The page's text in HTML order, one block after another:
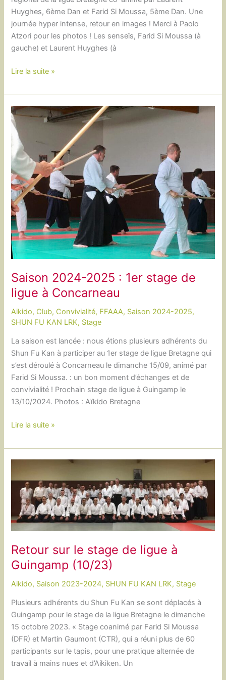
Huyghes, 6ème Dan et Farid Si Moussa, 5ème Dan. Une
journée hyper intense, retour en images ! Merci à Paolo
Atzori pour les photos ! Les senseïs, Farid Si Moussa (à
gauche) et Laurent Huyghes (à
Retour
le
stage
régional
Rennes
2/03/2025
Lire la suite »
Saison 2024-2025 : 1er stage de
ligue à Concarneau
Aikido, Club, Convivialité, FFAAA, Saison 2024-2025,
SHUN FU KAN LRK, Stage
La saison est lancée : nous étions plusieurs adhérents du
Shun Fu Kan à participer au 1er stage de ligue Bretagne qui
s’est déroulé à Concarneau le dimanche 15/09, animé par
Farid Si Moussa. : un bon moment d’échanges et de
convivialité ! Prochain stage de ligue à Guingamp le
13/10/2024. Photos : Aïkido Bretagne
Saison
2025
:
stage
ligue
à
Concarneau
Lire la suite »
Retour sur le stage de ligue à
Guingamp (10/23)
Aikido, Saison 2023-2024, SHUN FU KAN LRK, Stage
Plusieurs adhérents du Shun Fu Kan se sont déplacés à
Guingamp pour le stage de la ligue Bretagne le dimanche
15 octobre 2023. « Stage coanimé par Farid Si Moussa
(DFR) et Martin Gaumont (CTR), qui a réuni plus de 60
participants sur le tapis, pour une pratique alternée de
travail à mains nues et d’Aikiken. Un